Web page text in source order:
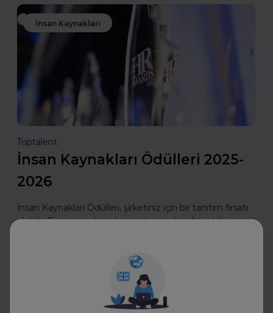
İnsan Kaynakları
Toptalent
İnsan Kaynakları Ödülleri 2025-
2026
İnsan Kaynakları Ödülleri, şirketiniz için bir tanıtım fırsatı
olabilir. En iyi uygulamalarınızı tanıtarak sektördeki öncü